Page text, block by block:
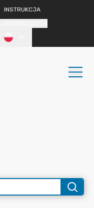
INSTRUKCJA